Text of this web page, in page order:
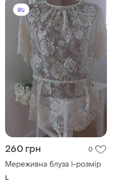
260 грн 0
Мереживна блуза l-розмір
L